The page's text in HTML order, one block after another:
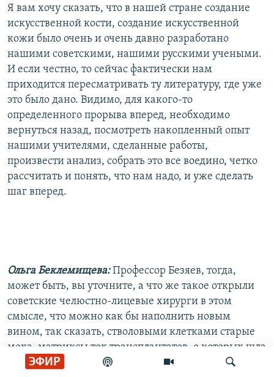
ЭФИР
Я вам хочу сказать, что в нашей стране создание
искусственной кости, создание искусственной
кожи было очень и очень давно разработано
нашими советскими, нашими русскими учеными.
И если честно, то сейчас фактически нам
приходится пересматривать ту литературу, где уже
это было дано. Видимо, для какого-то
определенного прорыва вперед, необходимо
вернуться назад, посмотреть накопленный опыт
нашими учителями, сделанные работы,
произвести анализ, собрать это все воедино, четко
рассчитать и понять, что нам надо, и уже сделать
шаг вперед.
Ольга Беклемищева:Профессор Безяев, тогда,
может быть, вы уточните, а что же такое открыли
советские челюстно-лицевые хирурги в этом
смысле, что можно как бы наполнить новым
вином, так сказать, стволовыми клетками старые
меха, матриксы тех трансплантатов, о которых шла
речь?